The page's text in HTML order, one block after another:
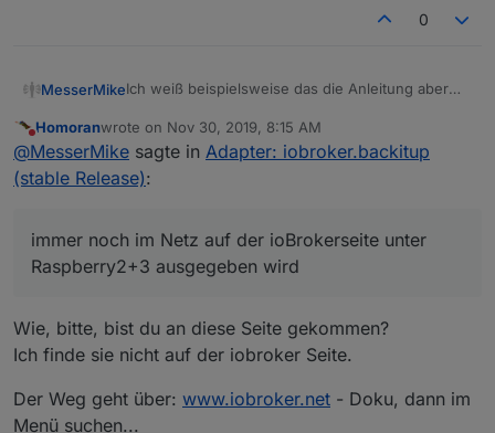
0
MesserMikeIch weiß beispielsweise das die Anleitung aber
Raspberry2+3 ausgegeben wird... ;)
Siehst du? Und der Normaluser kann nicht
differenzieren und nimmt an, wenn diese Info in
diesem Bereich für sein Produkt angegeben ist,
ich schaus mir gleich an...
Danke für die Info
Do not disturb
Homoranwrote on Nov 30, 2019, 8:15 AM
last edited by
@MesserMike sagte in Adapter: iobroker.backitup
(stable Release):
immer noch im Netz auf der ioBrokerseite unter
Raspberry2+3 ausgegeben wird
Wie, bitte, bist du an diese Seite gekommen?
Ich finde sie nicht auf der iobroker Seite.
Der Weg geht über: www.iobroker.net - Doku, dann im
Menü suchen...